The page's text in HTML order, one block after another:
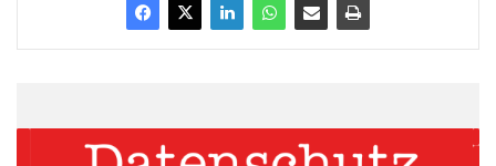
(Anlagevermögen) einer renommierten Offsetdruckerei aus
zusätzliche Geschäftspotenziale und Zugang zu neuen Kunden